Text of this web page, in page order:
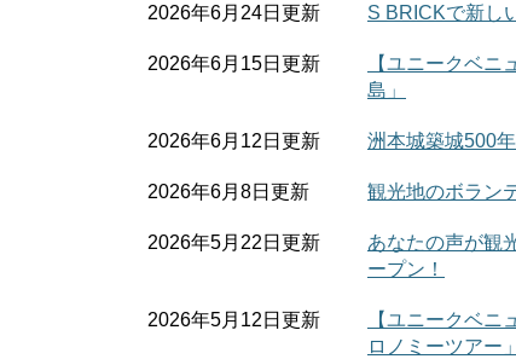
2026年6月24日更新 S BRICKで新し
2026年6月15日更新
【ユニークベ
島」
2026年6月12日更新 洲本城築城500
2026年6月8日更新 観光地のボラン
2026年5月22日更新
あなたの声が観
ープン！
2026年5月12日更新
【ユニークベ
ロノミーツアー」